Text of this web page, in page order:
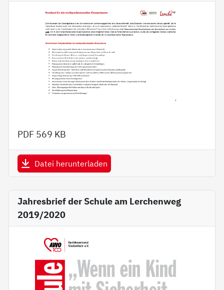
PDF 569 KB
Datei herunterladen
Jahresbrief der Schule am Lerchenweg
2019/2020